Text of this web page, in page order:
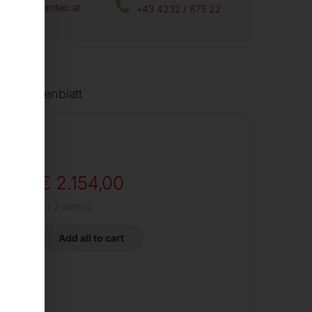
office@horntec.at +43 4232 / 875 22
Datenblatt
€ 2.154,00
Add all to cart